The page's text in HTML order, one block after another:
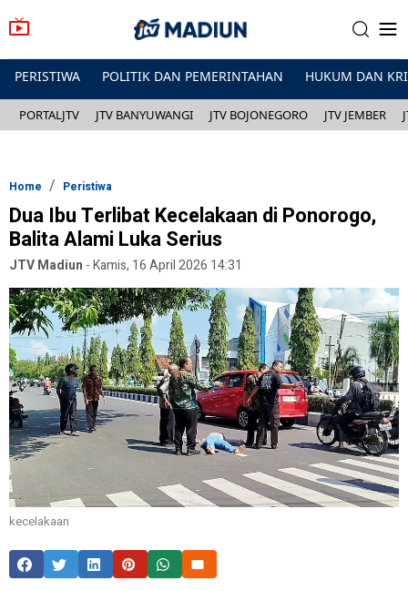
PERISTIWA POLITIK DAN PEMERINTAHAN HUKUM DAN
PORTALJTV JTV BANYUWANGI JTV BOJONEGORO JTV JEMBER
Home Peristiwa
Dua Ibu Terlibat Kecelakaan di Ponorogo,
Balita Alami Luka Serius
JTV Madiun -Kamis, 16 April 2026 14:31
kecelakaan